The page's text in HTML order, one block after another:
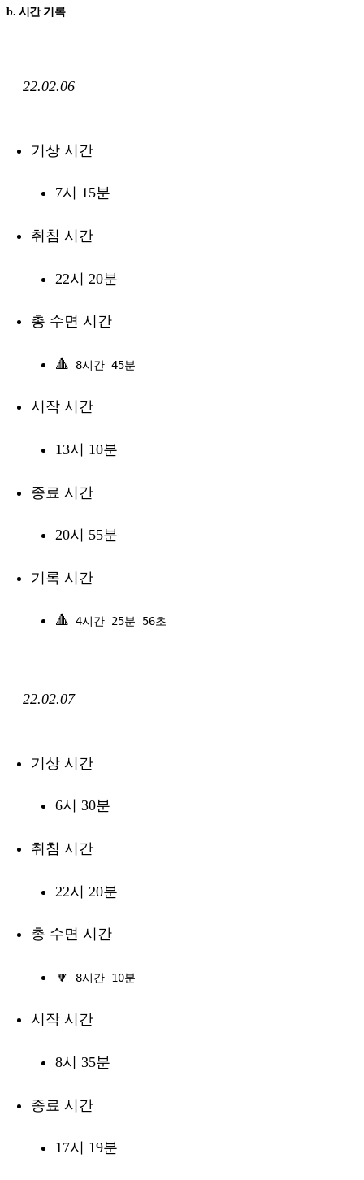
b. 시간 기록
22.02.06
기상 시간
7시 15분
취침 시간
22시 20분
총 수면 시간
🔺 8시간 45분
시작 시간
13시 10분
종료 시간
20시 55분
기록 시간
🔺 4시간 25분 56초
22.02.07
기상 시간
6시 30분
취침 시간
22시 20분
총 수면 시간
🔽 8시간 10분
시작 시간
8시 35분
종료 시간
17시 19분